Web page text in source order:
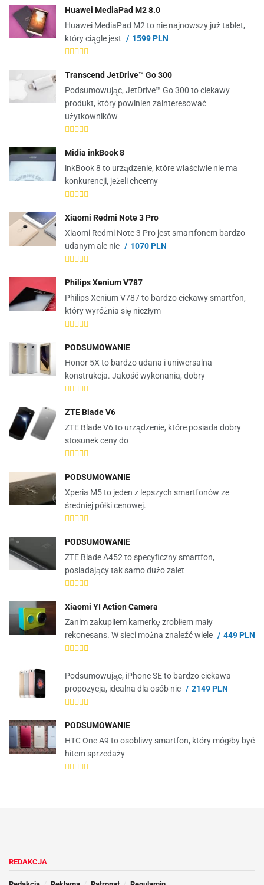
Huawei MediaPad M2 8.0
Huawei MediaPad M2 to nie najnowszy już tablet,
który ciągle jest
1599 PLN
Transcend JetDrive™ Go 300
Podsumowując, JetDrive™ Go 300 to ciekawy
produkt, który powinien zainteresować
użytkowników
Midia inkBook 8
inkBook 8 to urządzenie, które właściwie nie ma
konkurencji, jeżeli chcemy
Xiaomi Redmi Note 3 Pro
Xiaomi Redmi Note 3 Pro jest smartfonem bardzo
udanym ale nie
1070 PLN
Philips Xenium V787
Philips Xenium V787 to bardzo ciekawy smartfon,
który wyróżnia się niezłym
PODSUMOWANIE
Honor 5X to bardzo udana i uniwersalna
konstrukcja. Jakość wykonania, dobry
ZTE Blade V6
ZTE Blade V6 to urządzenie, które posiada dobry
stosunek ceny do
PODSUMOWANIE
Xperia M5 to jeden z lepszych smartfonów ze
średniej półki cenowej.
PODSUMOWANIE
ZTE Blade A452 to specyficzny smartfon,
posiadający tak samo dużo zalet
Xiaomi YI Action Camera
Zanim zakupiłem kamerkę zrobiłem mały
rekonesans. W sieci można znaleźć wiele
449 PLN
Podsumowując, iPhone SE to bardzo ciekawa
propozycja, idealna dla osób nie
2149 PLN
PODSUMOWANIE
HTC One A9 to osobliwy smartfon, który mógłby być
hitem sprzedaży
REDAKCJA